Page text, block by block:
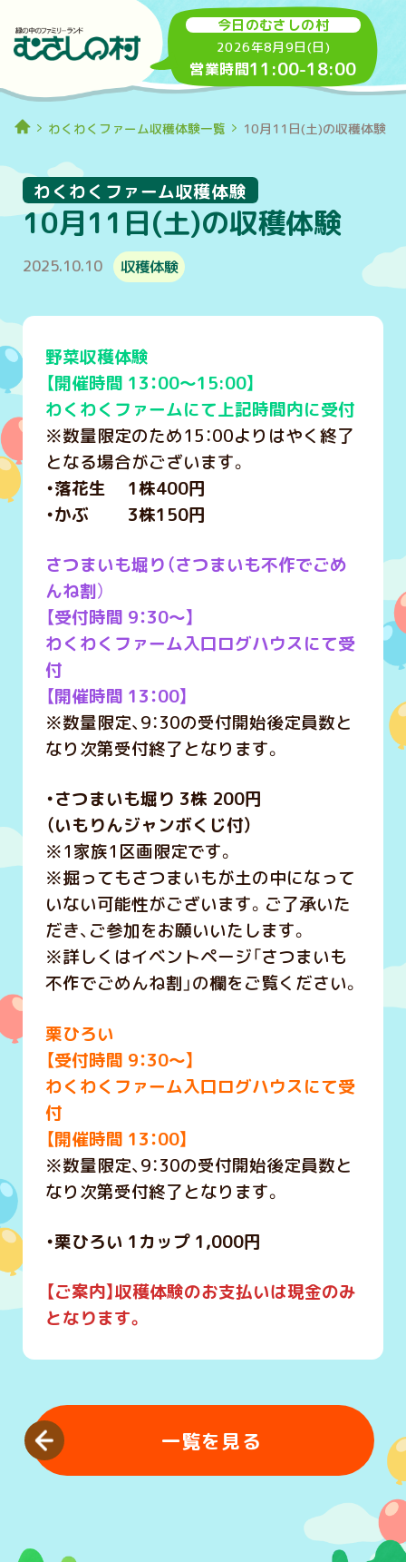
今日のむさしの村
2026年8月9日(日)
営業時間11:00-18:00
わくわくファーム収穫体験一覧 10月11日(土)の収穫体験
10月11日(土)の収穫体験
わくわくファーム収穫体験
2025.10.10 収穫体験
野菜収穫体験
【開催時間 13：00～15:00】
わくわくファームにて上記時間内に受付
※数量限定のため15：00よりはやく終了
となる場合がございます。
・落花生 1株400円
・かぶ 3株150円
さつまいも堀り（さつまいも不作でごめ
んね割）
【受付時間 9：30～】
わくわくファーム入口ログハウスにて受
付
【開催時間 13：00】
※数量限定、9：30の受付開始後定員数と
なり次第受付終了となります。
・さつまいも堀り 3株 200円
（いもりんジャンボくじ付）
※1家族1区画限定です。
※掘ってもさつまいもが土の中になって
いない可能性がございます。ご了承いた
だき、ご参加をお願いいたします。
※詳しくはイベントページ「さつまいも
不作でごめんね割」の欄をご覧ください。
栗ひろい
【受付時間 9：30～】
わくわくファーム入口ログハウスにて受
付
【開催時間 13：00】
※数量限定、9：30の受付開始後定員数と
なり次第受付終了となります。
・栗ひろい 1カップ 1,000円
【ご案内】収穫体験のお支払いは現金のみ
となります。
一覧を見る